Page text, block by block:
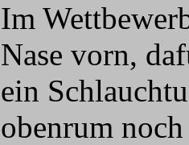
Im
Nase vorn,
ein
obenrum